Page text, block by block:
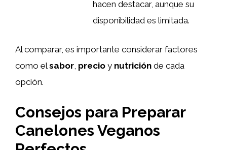
hacen destacar, aunque su
disponibilidad es limitada.
Al comparar, es importante considerar factores
como elsabor, precio y nutrición de cada
opción.
Consejos para Preparar
Canelones Veganos